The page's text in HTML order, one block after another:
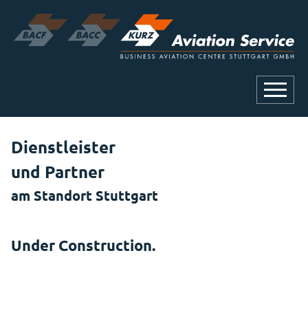
Dienstleister
und Partner
am StandortStuttgart
Under Construction.